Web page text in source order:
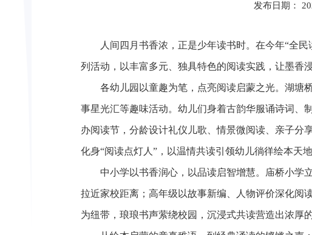
发布日期：
人间四月书香浓，正是少年读书时。在今年“全
列活动，以丰富多元、独具特色的阅读实践，让墨香
各幼儿园以童趣为笔，点亮阅读启蒙之光。湖塘
事星光汇等趣味活动。幼儿们身着古韵华服诵诗词、
办阅读节，分龄设计礼仪儿歌、情景微阅读、亲子分
化身“阅读点灯人”，以温情共读引领幼儿徜徉绘本天
中小学以书香润心，以品读启智增慧。庙桥小学
拉近家校距离；高年级以故事新编、人物评价深化阅
为纽带，琅琅书声萦绕校园，沉浸式共读营造出浓厚